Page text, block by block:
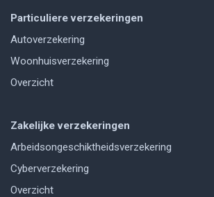
Particuliere verzekeringen
Autoverzekering
Woonhuisverzekering
Overzicht
Zakelijke verzekeringen
Arbeidsongeschiktheidsverzekering
Cyberverzekering
Overzicht